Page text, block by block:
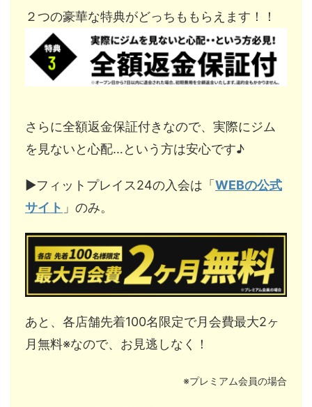
２つの豪華な特典がどっちももらえます！！
さらに全額返金保証付きなので、実際にジム
を見ないと心配…という方は安心です♪
▶︎フィットプレイス24の入会は「 WEBの公式
サイト 」のみ。
あと、各店舗先着100名限定で月会費最大2ヶ
月無料※なので、お見逃しなく！
※プレミアム会員の場合